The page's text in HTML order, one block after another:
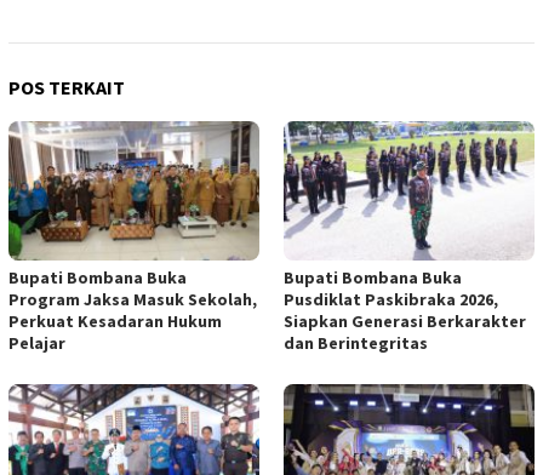
POS TERKAIT
Bupati Bombana Buka
Program Jaksa Masuk Sekolah,
Perkuat Kesadaran Hukum
Pelajar
Bupati Bombana Buka
Pusdiklat Paskibraka 2026,
Siapkan Generasi Berkarakter
dan Berintegritas